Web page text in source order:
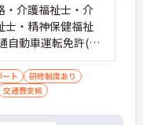
介護福祉士・介
士・精神保健福祉
動車運転免許(AT
問
ト
研修制度あり
交通費支給